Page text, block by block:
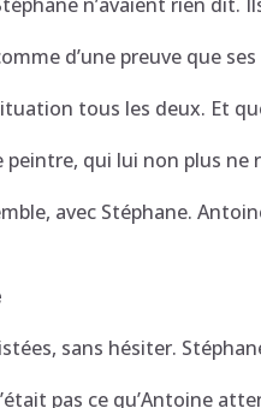
d’une preuve que
tous les deux. Et
qui lui non plus ne
avec Stéphane.
sans hésiter.
pas ce qu’Antoine